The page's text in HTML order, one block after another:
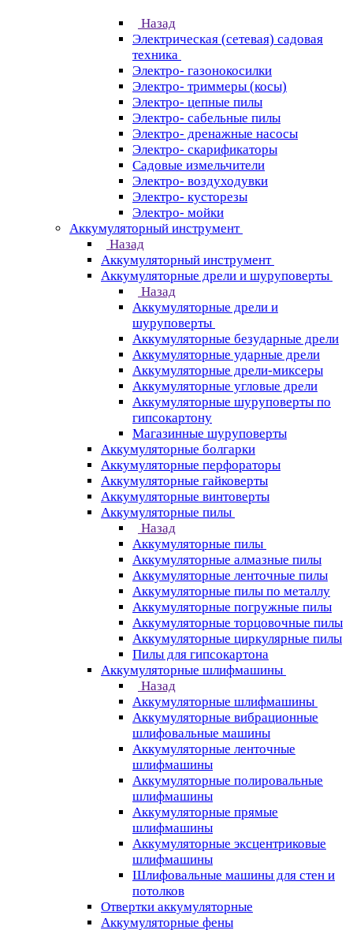
Назад
Электрическая (сетевая) садовая
техника
Электро- газонокосилки
Электро- триммеры (косы)
Электро- цепные пилы
Электро- сабельные пилы
Электро- дренажные насосы
Электро- скарификаторы
Садовые измельчители
Электро- воздуходувки
Электро- кусторезы
Электро- мойки
Аккумуляторный инструмент
Назад
Аккумуляторный инструмент
Аккумуляторные дрели и шуруповерты
Назад
Аккумуляторные дрели и
шуруповерты
Аккумуляторные безударные дрели
Аккумуляторные ударные дрели
Аккумуляторные дрели-миксеры
Аккумуляторные угловые дрели
Аккумуляторные шуруповерты по
гипсокартону
Магазинные шуруповерты
Аккумуляторные болгарки
Аккумуляторные перфораторы
Аккумуляторные гайковерты
Аккумуляторные винтоверты
Аккумуляторные пилы
Назад
Аккумуляторные пилы
Аккумуляторные алмазные пилы
Аккумуляторные ленточные пилы
Аккумуляторные пилы по металлу
Аккумуляторные погружные пилы
Аккумуляторные торцовочные пилы
Аккумуляторные циркулярные пилы
Пилы для гипсокартона
Аккумуляторные шлифмашины
Назад
Аккумуляторные шлифмашины
Аккумуляторные вибрационные
шлифовальные машины
Аккумуляторные ленточные
шлифмашины
Аккумуляторные полировальные
шлифмашины
Аккумуляторные прямые
шлифмашины
Аккумуляторные эксцентриковые
шлифмашины
Шлифовальные машины для стен и
потолков
Отвертки аккумуляторные
Аккумуляторные фены